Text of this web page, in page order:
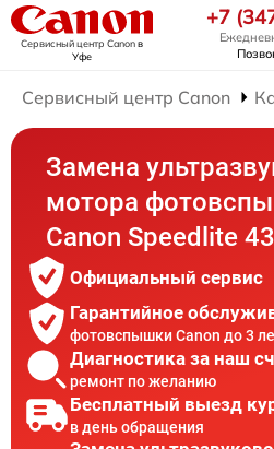
Сервисный центр Canonв
Уфе
+7
Сервисный центр Canon
Замена
мотора
Canon Speedlite
Официальный сервис
Гарантийное
фотовспышки Canon до 3
Диагностика за наш
ремонт по желанию
Бесплатный выезд
в день обращения